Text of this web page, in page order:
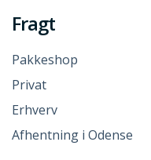
Fragt
Pakkeshop
Privat
Erhverv
Afhentning i Odense